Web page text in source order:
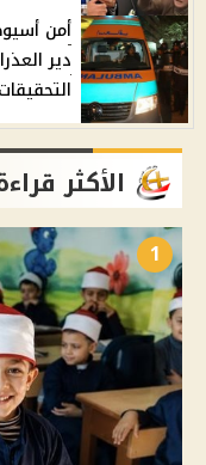
أمن
دير
التحقيقات
الأكثر
1